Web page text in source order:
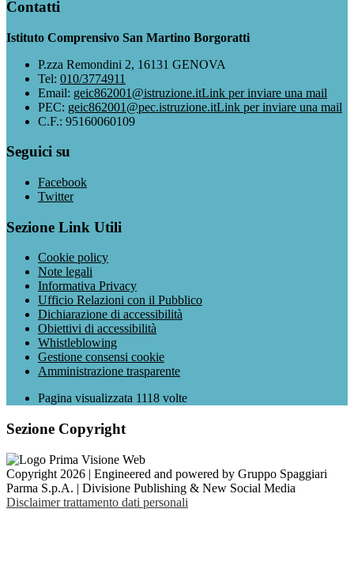
Contatti
Istituto Comprensivo San Martino Borgoratti
P.zza Remondini 2, 16131 GENOVA
Tel: 010/3774911
Email: geic862001@istruzione.itLink per inviare una mail
PEC: geic862001@pec.istruzione.itLink per inviare una mail
C.F.: 95160060109
Seguici su
Facebook
Twitter
Sezione Link Utili
Cookie policy
Note legali
Informativa Privacy
Ufficio Relazioni con il Pubblico
Dichiarazione di accessibilità
Obiettivi di accessibilità
Whistleblowing
Gestione consensi cookie
Amministrazione trasparente
Pagina visualizzata 1118 volte
Sezione Copyright
Copyright 2026 | Engineered and powered by Gruppo Spaggiari
Parma S.p.A. | Divisione Publishing & New Social Media
Disclaimer trattamento dati personali